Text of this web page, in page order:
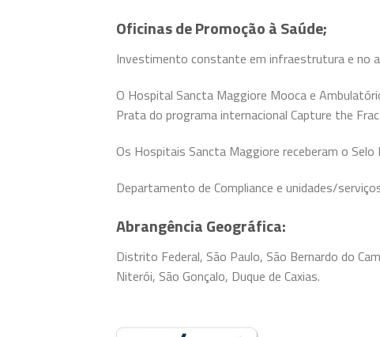
Oficinas de Promoção à Saúde;
Investimento constante em infraestrutura e no
O Hospital Sancta Maggiore Mooca e
Prata do programa internacional Capture the
Os Hospitais Sancta Maggiore receberam o
Departamento de Compliance e unidades/
Abrangência Geográfica:
Distrito Federal, São Paulo, São Bernardo do
Niterói, São Gonçalo, Duque de Caxias.